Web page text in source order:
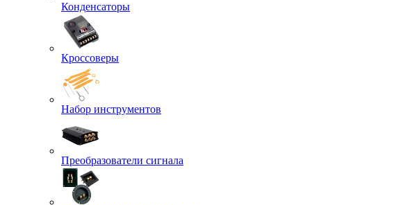
Конденсаторы
Кроссоверы
Набор инструментов
Преобразователи сигнала